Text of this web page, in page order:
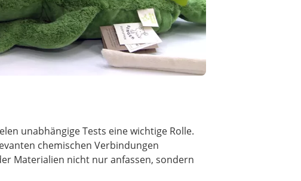
unabhängige Tests eine wichtige Rolle.
chemischen Verbindungen
Materialien nicht nur anfassen, sondern